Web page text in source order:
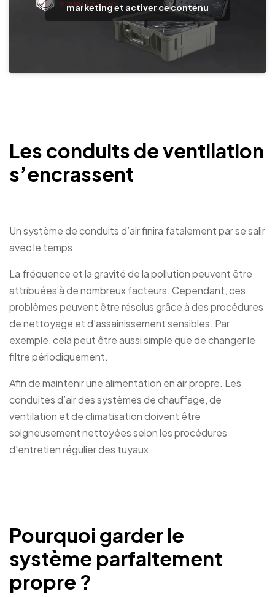
marketing et activer ce contenu
Les conduits de ventilation
s’encrassent
Un système de conduits d’air finira fatalement par se salir
avec le temps.
La fréquence et la gravité de la pollution peuvent être
attribuées à de nombreux facteurs. Cependant, ces
problèmes peuvent être résolus grâce à des procédures
de nettoyage et d’assainissement sensibles. Par
exemple, cela peut être aussi simple que de changer le
filtre périodiquement.
Afin de maintenir une alimentation en air propre. Les
conduites d’air des systèmes de chauffage, de
ventilation et de climatisation doivent être
soigneusement nettoyées selon les procédures
d’entretien régulier des tuyaux.
Pourquoi garder le
système parfaitement
propre ?